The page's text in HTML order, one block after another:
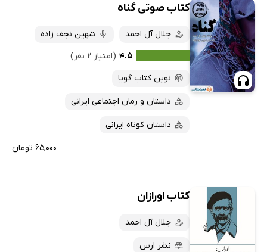
کتاب صوتی گناه
جلال آل احمد
شهین نجف زاده
۴.۵ (امتیاز ۲ نفر)
نوین کتاب گویا
داستان و رمان اجتماعی ایرانی
داستان کوتاه ایرانی
۶۵,۰۰۰ تومان
کتاب اورازان
جلال آل احمد
نشر ارس